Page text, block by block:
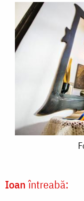
Nechifor
Ioanîntreabă: